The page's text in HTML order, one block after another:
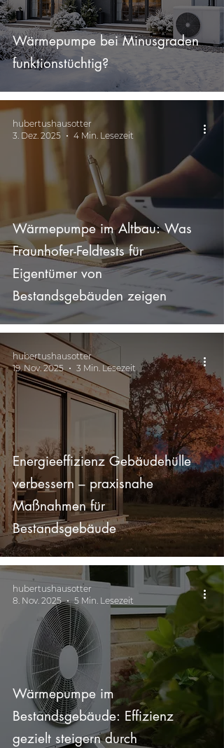
Wärmepumpe bei Minusgraden
funktionstüchtig?
Wärmepumpe im Altbau: Was
Fraunhofer-Feldtests für
Eigentümer von
Bestandsgebäuden zeigen
hubertushausotter
3. Dez. 2025
4 Min. Lesezeit
Energieeffizienz Gebäudehülle
verbessern – praxisnahe
Maßnahmen für
Bestandsgebäude
hubertushausotter
19. Nov. 2025
3 Min. Lesezeit
Wärmepumpe im
Bestandsgebäude: Effizienz
gezielt steigern durch
hubertushausotter
8. Nov. 2025
5 Min. Lesezeit